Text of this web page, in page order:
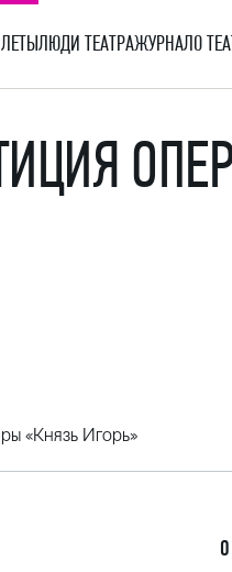
ЛЮДИ ТЕАТРАЖУРНАЛО
«Князь Игорь»